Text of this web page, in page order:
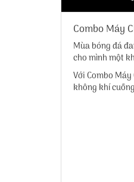
Combo Máy
Mùa bóng đá
cho mình một
Với Combo
không khí